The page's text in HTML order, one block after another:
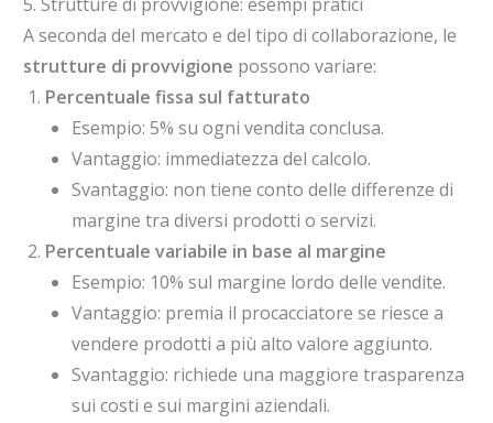
A seconda del mercato e del tipo di collaborazione, le
strutture di provvigione possono variare:
Percentuale fissa sul fatturato
Esempio: 5% su ogni vendita conclusa.
Vantaggio: immediatezza del calcolo.
Svantaggio: non tiene conto delle differenze di
margine tra diversi prodotti o servizi.
Percentuale variabile in base al margine
Esempio: 10% sul margine lordo delle vendite.
Vantaggio: premia il procacciatore se riesce a
vendere prodotti a più alto valore aggiunto.
Svantaggio: richiede una maggiore trasparenza
sui costi e sui margini aziendali.